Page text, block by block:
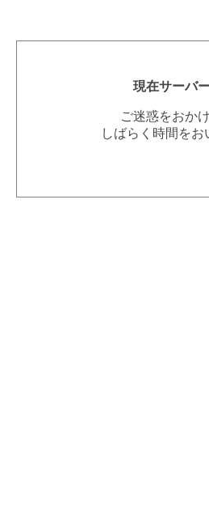
現在サーバ
ご迷惑をおか
しばらく時間を